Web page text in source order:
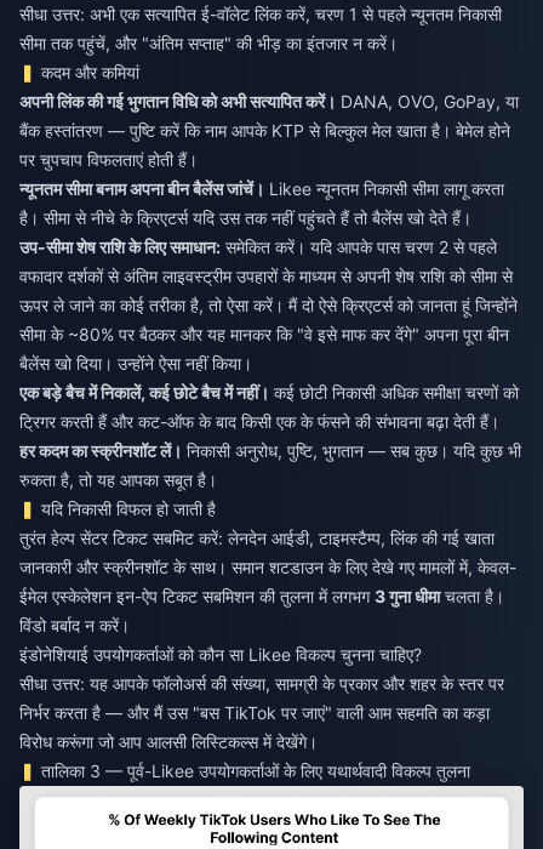
सीधा उत्तर: अभी एक सत्यापित ई-वॉलेट लिंक करें, चरण 1 से पहले न्यूनतम निकासी
सीमा तक पहुंचें, और "अंतिम सप्ताह" की भीड़ का इंतजार न करें।
कदम और कमियां
अपनी लिंक की गई भुगतान विधि को अभी सत्यापित करें। DANA, OVO, GoPay, या
बैंक हस्तांतरण — पुष्टि करें कि नाम आपके KTP से बिल्कुल मेल खाता है। बेमेल होने
पर चुपचाप विफलताएं होती हैं।
न्यूनतम सीमा बनाम अपना बीन बैलेंस जांचें। Likee न्यूनतम निकासी सीमा लागू करता
है। सीमा से नीचे के क्रिएटर्स यदि उस तक नहीं पहुंचते हैं तो बैलेंस खो देते हैं।
उप-सीमा शेष राशि के लिए समाधान: समेकित करें। यदि आपके पास चरण 2 से पहले
वफादार दर्शकों से अंतिम लाइवस्ट्रीम उपहारों के माध्यम से अपनी शेष राशि को सीमा से
ऊपर ले जाने का कोई तरीका है, तो ऐसा करें। मैं दो ऐसे क्रिएटर्स को जानता हूं जिन्होंने
सीमा के ~80% पर बैठकर और यह मानकर कि "वे इसे माफ कर देंगे" अपना पूरा बीन
बैलेंस खो दिया। उन्होंने ऐसा नहीं किया।
एक बड़े बैच में निकालें, कई छोटे बैच में नहीं। कई छोटी निकासी अधिक समीक्षा चरणों को
ट्रिगर करती हैं और कट-ऑफ के बाद किसी एक के फंसने की संभावना बढ़ा देती हैं।
हर कदम का स्क्रीनशॉट लें। निकासी अनुरोध, पुष्टि, भुगतान — सब कुछ। यदि कुछ भी
रुकता है, तो यह आपका सबूत है।
यदि निकासी विफल हो जाती है
तुरंत हेल्प सेंटर टिकट सबमिट करें: लेनदेन आईडी, टाइमस्टैम्प, लिंक की गई खाता
जानकारी और स्क्रीनशॉट के साथ। समान शटडाउन के लिए देखे गए मामलों में, केवल-
ईमेल एस्केलेशन इन-ऐप टिकट सबमिशन की तुलना में लगभग3 गुना धीमाचलता है।
विंडो बर्बाद न करें।
इंडोनेशियाई उपयोगकर्ताओं को कौन सा Likee विकल्प चुनना चाहिए?
सीधा उत्तर: यह आपके फॉलोअर्स की संख्या, सामग्री के प्रकार और शहर के स्तर पर
निर्भर करता है — और मैं उस "बस TikTok पर जाएं" वाली आम सहमति का कड़ा
विरोध करूंगा जो आप आलसी लिस्टिकल्स में देखेंगे।
तालिका 3 — पूर्व-Likee उपयोगकर्ताओं के लिए यथार्थवादी विकल्प तुलना